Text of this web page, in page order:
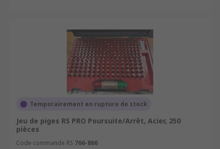
Temporairement en rupture de stock
Jeu de piges RS PRO Poursuite/Arrêt, Acier, 250
pièces
Code commande RS 766-866